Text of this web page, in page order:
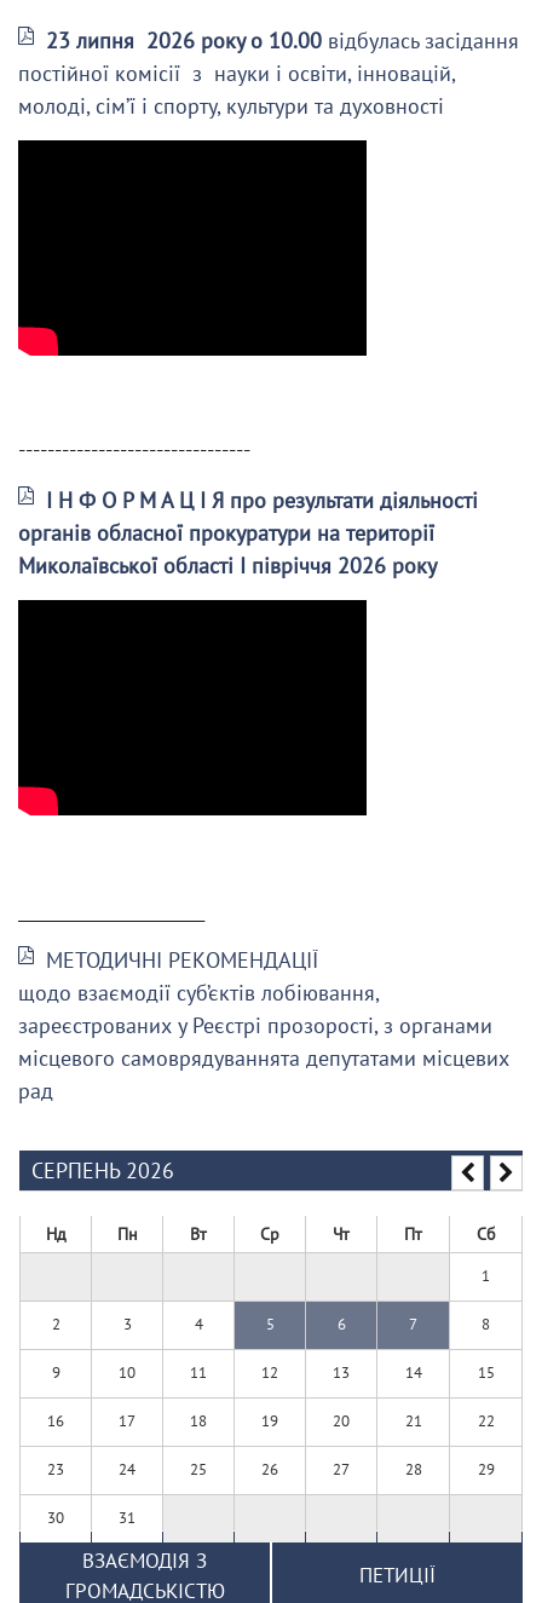
23 липня 2026 року о 10.00 відбулась засідання
постійної комісії з науки і освіти, інновацій,
молоді, сім’ї і спорту, культури та духовності
--------------------------------
І Н Ф О Р М А Ц І Я про результати діяльності
органів обласної прокуратури на території
Миколаївської області І півріччя 2026 року
МЕТОДИЧНІ РЕКОМЕНДАЦІЇ
щодо взаємодії суб’єктів лобіювання,
зареєстрованих у Реєстрі прозорості, з органами
місцевого самоврядуваннята депутатами місцевих
рад
СЕРПЕНЬ 2026
Нд Пн Вт Ср Чт Пт Сб
1
2 3 4 5 6 7 8
9 10 11 12 13 14 15
16 17 18 19 20 21 22
23 24 25 26 27 28 29
30 31
ВЗАЄМОДІЯ З
ГРОМАДСЬКІСТЮ
ПЕТИЦІЇ